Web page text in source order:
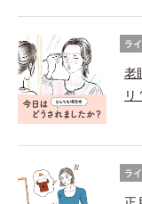
ラ
老
リ
ラ